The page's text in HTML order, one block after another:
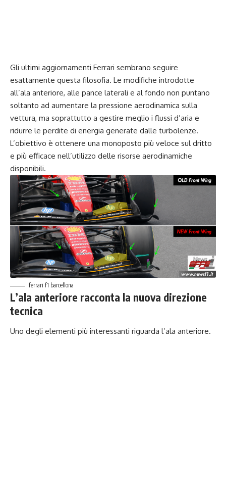
Gli ultimi aggiornamenti Ferrari sembrano seguire
esattamente questa filosofia. Le modifiche introdotte
all’ala anteriore, alle pance laterali e al fondo non puntano
soltanto ad aumentare la pressione aerodinamica sulla
vettura, ma soprattutto a gestire meglio i flussi d’aria e
ridurre le perdite di energia generate dalle turbolenze.
L’obiettivo è ottenere una monoposto più veloce sul dritto
e più efficace nell’utilizzo delle risorse aerodinamiche
disponibili.
ferrari f1 barcellona
L’ala anteriore racconta la nuova direzione
tecnica
Uno degli elementi più interessanti riguarda l’ala anteriore.